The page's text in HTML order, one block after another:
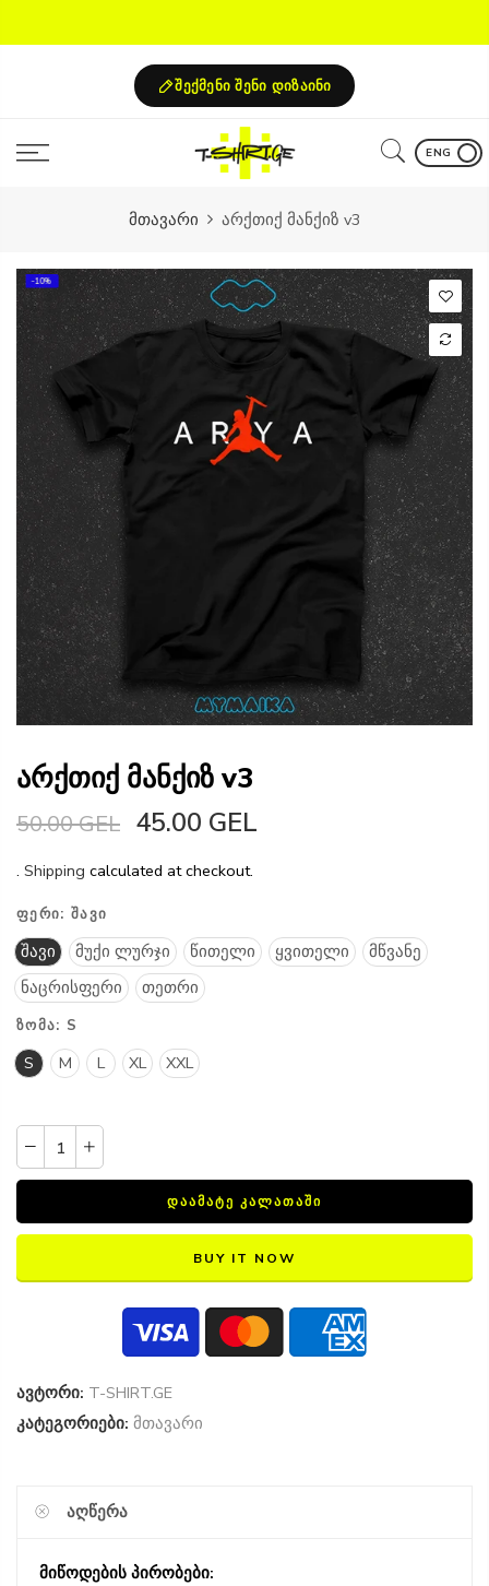
შექმენი შენი დიზაინი
ENG
მთავარი არქთიქ მანქიზ v3
-10%
არქთიქ მანქიზ v3
50.00 GEL 45.00 GEL
. Shipping calculated at checkout.
ᲤᲔᲠᲘ: ᲨᲐᲕᲘ
შავი მუქი ლურჯი წითელი ყვითელი
მწვანე
ნაცრისფერი
თეთრი
ᲖᲝᲛᲐ: S
S M L XL XXL
ᲓᲐᲐᲛᲐᲢᲔ ᲙᲐᲚᲐᲗᲐᲨᲘ
BUY IT NOW
ავტორი: T-SHIRT.GE
კატეგორიები: მთავარი
ᲐᲦᲬᲔᲠᲐ
მიწოდების პირობები: